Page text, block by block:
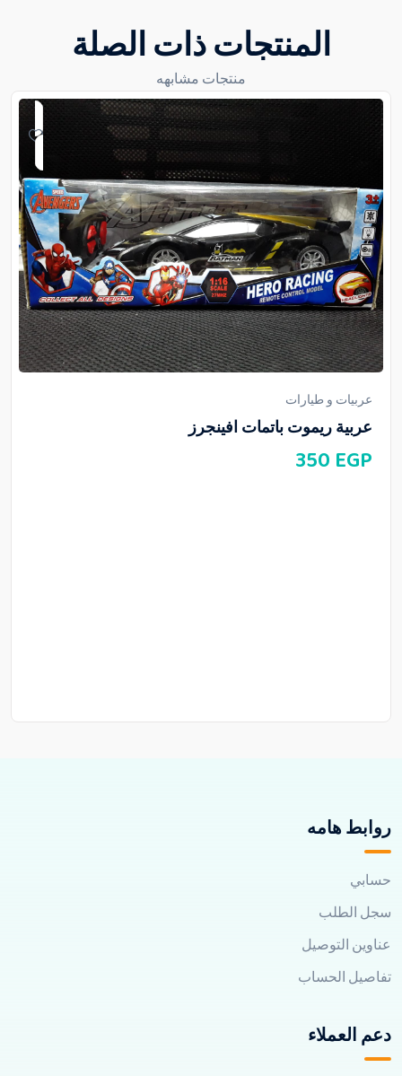
المنتجات ذات الصلة
منتجات مشابهه
عربيات و طيارات
عربية ريموت باتمات افينجرز
350 EGP
روابط هامه
حسابي
سجل الطلب
عناوين التوصيل
تفاصيل الحساب
دعم العملاء